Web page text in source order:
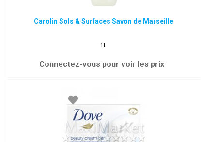
Carolin Sols & Surfaces Savon de Marseille
1L
Connectez-vous pour voir les prix